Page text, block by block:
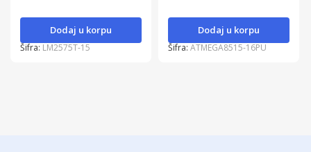
Dodaj u korpu
Šifra: LM2575T-15
Dodaj u korpu
Šifra:ATMEGA8515-16PU